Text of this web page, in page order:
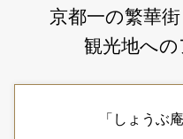
京都一の繁華街
観光地へ
「しょうぶ